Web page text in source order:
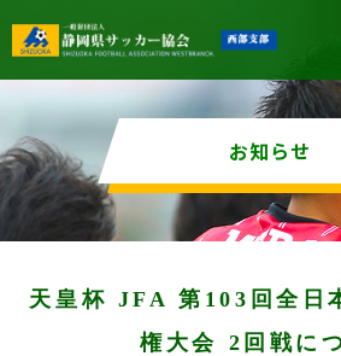
お知らせ
天皇杯 JFA 第103回全日
権大会 2回戦に